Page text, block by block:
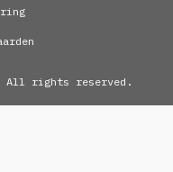
All rights reserved.